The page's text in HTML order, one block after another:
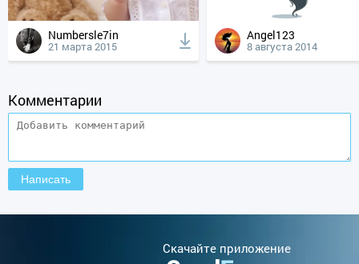
Numbersle7in
21 марта 2015
Angel123
8 августа 2014
Комментарии
Cкачайте приложение